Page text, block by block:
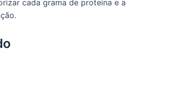
cada grama de proteína e a